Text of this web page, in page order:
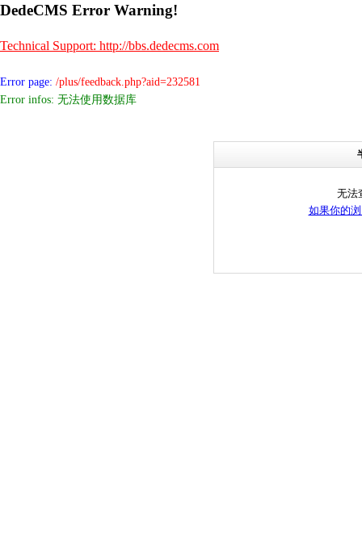
DedeCMS Error Warning!
Technical Support: http://bbs.dedecms.com
Error page: /plus/feedback.php?aid=232581
Error infos: 无法使用数据库
无法
如果你的